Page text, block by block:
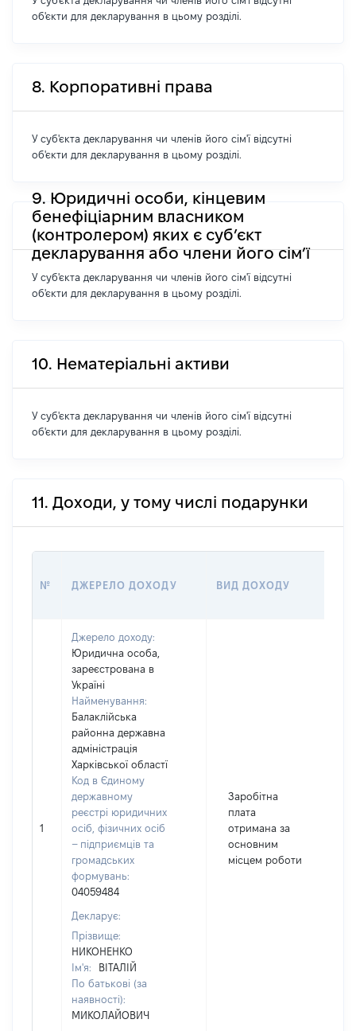
об'єкти для декларування в цьому розділі.
8. Корпоративні права
У суб'єкта декларування чи членів його сім'ї відсутні
об'єкти для декларування в цьому розділі.
9. Юридичні особи, кінцевим
бенефіціарним власником
(контролером) яких є суб’єкт
декларування або члени його сім’ї
У суб'єкта декларування чи членів його сім'ї відсутні
об'єкти для декларування в цьому розділі.
10. Нематеріальні активи
У суб'єкта декларування чи членів його сім'ї відсутні
об'єкти для декларування в цьому розділі.
11. Доходи, у тому числі подарунки
№ ДЖЕРЕЛО ДОХОДУ ВИД ДОХОДУ
1
Джерело доходу:
Юридична особа,
зареєстрована в
Україні
Найменування:
Балаклійська
районна державна
адміністрація
Харківської областї
Код в Єдиному
державному
реєстрі юридичних
осіб, фізичних осіб
– підприємців та
громадських
формувань:
04059484
Декларує:
Прізвище:
НИКОНЕНКО
Ім'я:
ВІТАЛІЙ
По батькові (за
наявності):
МИКОЛАЙОВИЧ
Заробітна
плата
отримана за
основним
місцем роботи